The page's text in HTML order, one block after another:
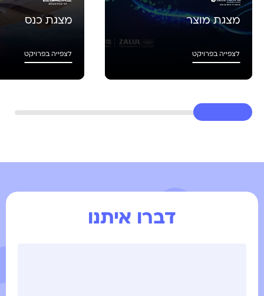
מצגת מוצר
לצפייה בפרויקט
מצגת כנס
לצפייה בפרויקט
דברו איתנו